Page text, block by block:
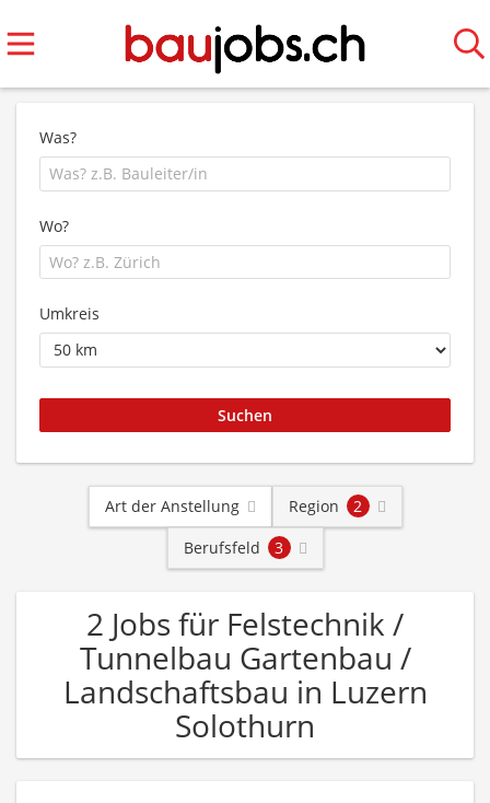
Was?
Wo?
Umkreis
Art der Anstellung Region
2
Berufsfeld
3
2 Jobs für Felstechnik /
Tunnelbau Gartenbau /
Landschaftsbau in Luzern
Solothurn